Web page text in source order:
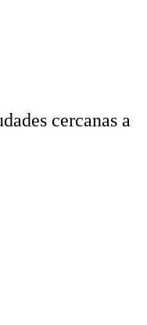
cercanas a